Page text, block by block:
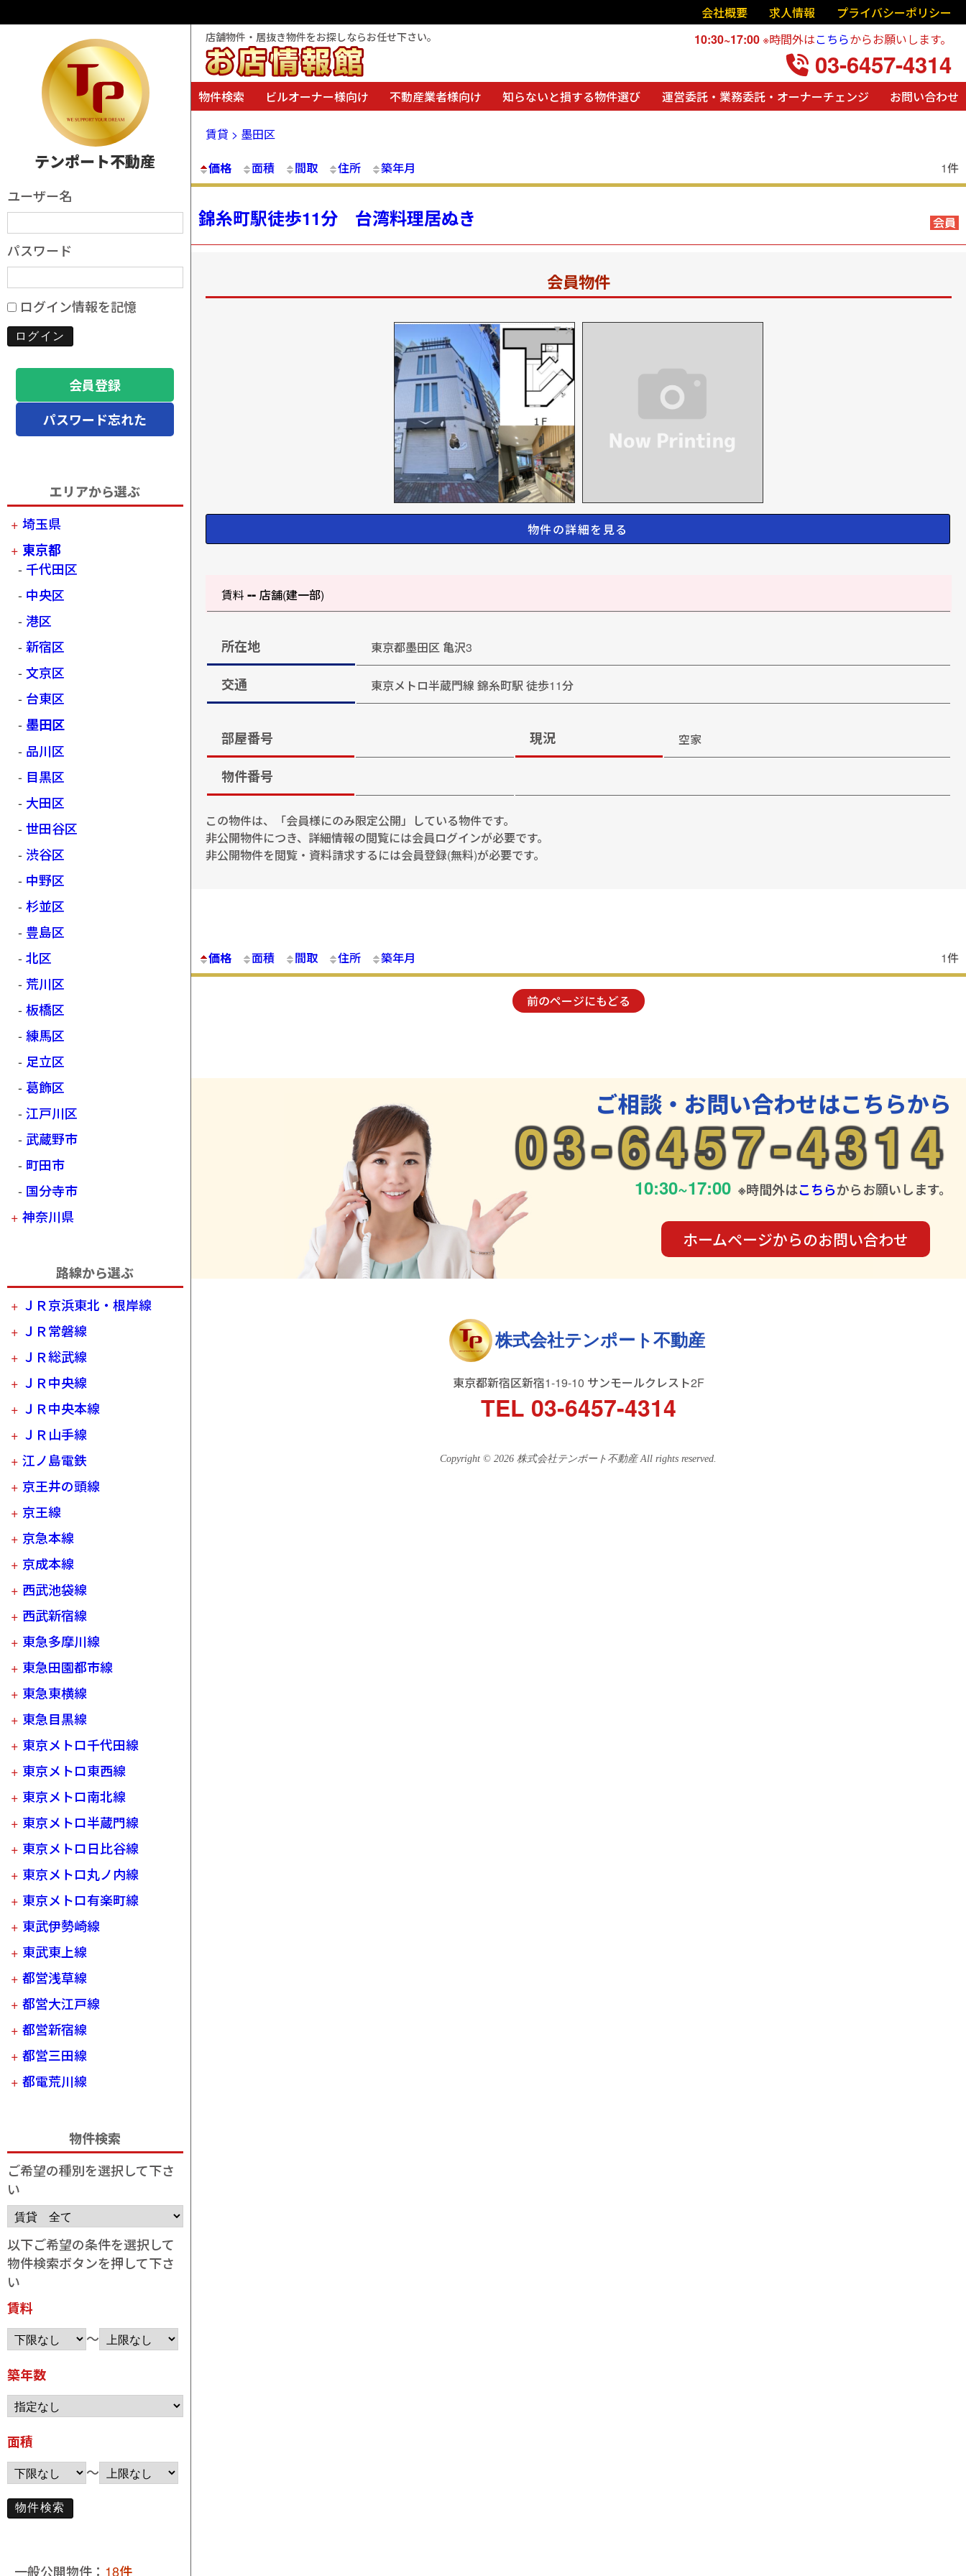
会社概要 求人情報 プライバシーポリシー
テンポート不動産
ユーザー名
パスワード
ログイン情報を記憶
会員登録
パスワード忘れた
エリアから選ぶ
埼玉県
東京都
千代田区
中央区
港区
新宿区
文京区
台東区
墨田区
品川区
目黒区
大田区
世田谷区
渋谷区
中野区
杉並区
豊島区
北区
荒川区
板橋区
練馬区
足立区
葛飾区
江戸川区
武蔵野市
町田市
国分寺市
神奈川県
路線から選ぶ
ＪＲ京浜東北・根岸線
ＪＲ常磐線
ＪＲ総武線
ＪＲ中央線
ＪＲ中央本線
ＪＲ山手線
江ノ島電鉄
京王井の頭線
京王線
京急本線
京成本線
西武池袋線
西武新宿線
東急多摩川線
東急田園都市線
東急東横線
東急目黒線
東京メトロ千代田線
東京メトロ東西線
東京メトロ南北線
東京メトロ半蔵門線
東京メトロ日比谷線
東京メトロ丸ノ内線
東京メトロ有楽町線
東武伊勢崎線
東武東上線
都営浅草線
都営大江戸線
都営新宿線
都営三田線
都電荒川線
物件検索
ご希望の種別を選択して下さ
い
以下ご希望の条件を選択して
物件検索ボタンを押して下さ
い
賃料
～
築年数
面積
～
一般公開物件： 18件
店舗物件・居抜き物件をお探しならお任せ下さい。 10:30~17:00※時間外はこちらからお願いします。
03-6457-4314
物件検索 ビルオーナー様向け 不動産業者様向け 知らないと損する物件選び 運営委託・業務委託・オーナーチェンジ お問い合わせ
賃貸 > 墨田区
価格 面積 間取 住所 築年月 1件
錦糸町駅徒歩11分 台湾料理居ぬき
会員物件
物件の詳細を見る
賃料 -- 店舗(建一部)
所在地 東京都墨田区 亀沢3
交通 東京メトロ半蔵門線 錦糸町駅 徒歩11分
部屋番号 現況 空家
物件番号
この物件は、「会員様にのみ限定公開」している物件です。
非公開物件につき、詳細情報の閲覧には会員ログインが必要です。
非公開物件を閲覧・資料請求するには会員登録(無料)が必要です。
価格 面積 間取 住所 築年月 1件
前のページにもどる
ご相談・お問い合わせはこちらから
03-6457-4314
10:30~17:00 ※時間外はこちらからお願いします。
ホームページからのお問い合わせ
株式会社テンポート不動産
東京都新宿区新宿1-19-10 サンモールクレスト2F
TEL 03-6457-4314
Copyright © 2026 株式会社テンポート不動産 All rights reserved.